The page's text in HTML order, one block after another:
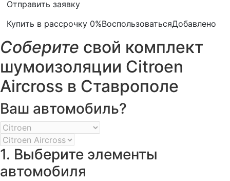
Отправить заявку
Купить в рассрочку 0%ВоспользоватьсяДобавлено
Соберите свой комплект
шумоизоляции Citroen
Aircross в Ставрополе
Ваш автомобиль?
1. Выберите элементы
автомобиля